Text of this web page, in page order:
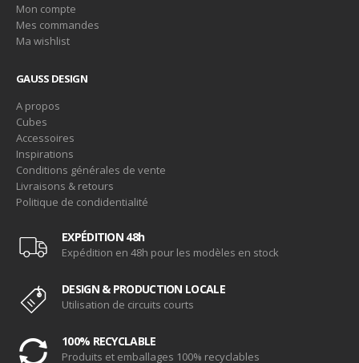
Mon compte
Mes commandes
Ma wishlist
GAUSS DESIGN
A propos
Cubes
Accessoires
Inspirations
Conditions générales de vente
Livraisons & retours
Politique de condidentialité
EXPÉDITION 48h
Expédition en 48h pour les modèles en stock
DESIGN & PRODUCTION LOCALE
Utilisation de circuits courts
100% RECYCLABLE
Produits et emballages 100% recyclables